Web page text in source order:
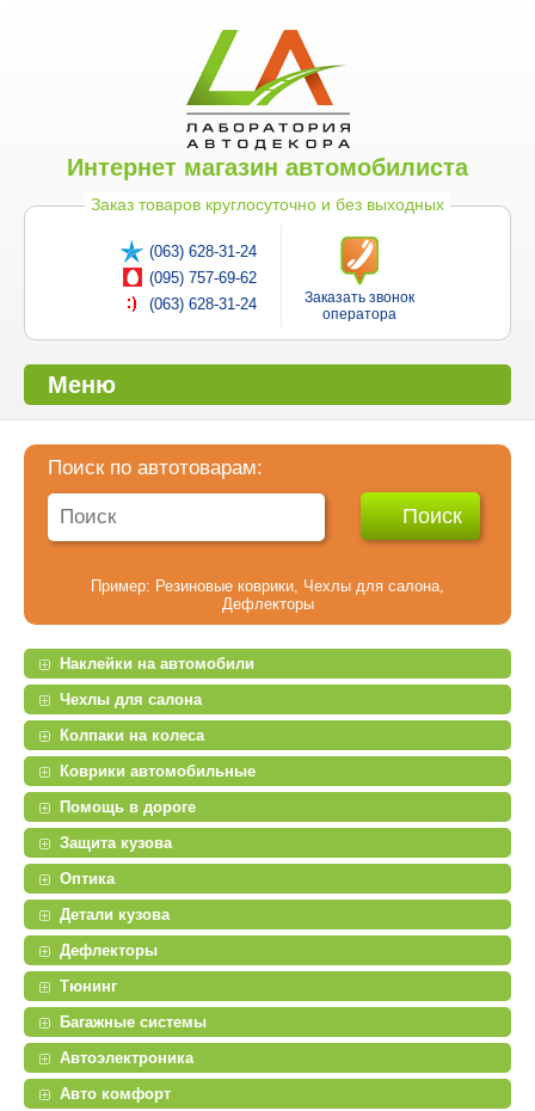
Интернет магазин автомобилиста
Заказ товаров круглосуточно и без выходных
(063) 628-31-24
(095) 757-69-62
(063) 628-31-24
Заказать звонок
оператора
Меню
Поиск по автотоварам:
Пример: Резиновые коврики Чехлы для салона
Дефлекторы
Наклейки на автомобили
Чехлы для салона
Колпаки на колеса
Коврики автомобильные
Помощь в дороге
Защита кузова
Оптика
Детали кузова
Дефлекторы
Тюнинг
Багажные системы
Автоэлектроника
Авто комфорт